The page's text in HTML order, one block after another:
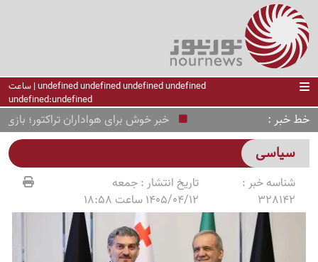
undefined undefined undefined undefined | ساعت
undefined:undefined
خط خبر خبر خوش برای هواداران تراکتور؛ بازی
سیاسی
شناسه خبر :
328142
تاریخ انتشار :جمعه
1405/04/12 ساعت 18:58